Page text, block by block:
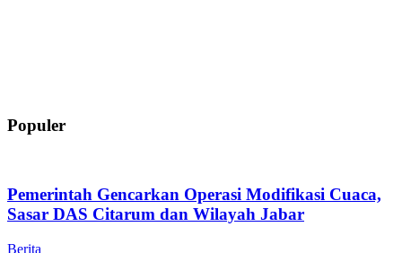
Populer
Pemerintah Gencarkan Operasi Modifikasi Cuaca,
Sasar DAS Citarum dan Wilayah Jabar
Berita